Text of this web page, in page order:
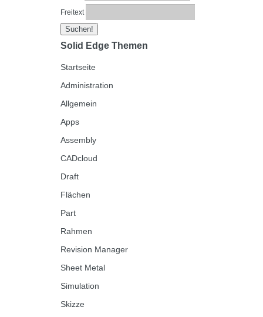
Freitext
Solid Edge Themen
Startseite
Administration
Allgemein
Apps
Assembly
CADcloud
Draft
Flächen
Part
Rahmen
Revision Manager
Sheet Metal
Simulation
Skizze